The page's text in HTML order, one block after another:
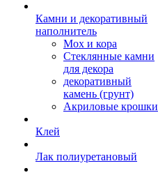
Камни и декоративный
наполнитель
Мох и кора
Стеклянные камни
для декора
декоративный
камень (грунт)
Акриловые крошки
Клей
Лак полиуретановый